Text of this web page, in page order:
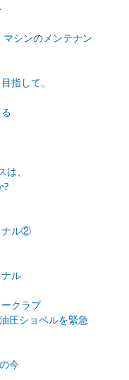
シンのメンテナン
指して。
、
?
ナル②
ル
クラブ
圧ショベルを緊急
今